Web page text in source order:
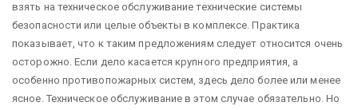
взять на техническое обслуживание технические системы
безопасности или целые объекты в комплексе. Практика
показывает, что к таким предложениям следует относится очень
осторожно. Если дело касается крупного предприятия, а
особенно противопожарных систем, здесь дело более или менее
ясное. Техническое обслуживание в этом случае обязательно. Но